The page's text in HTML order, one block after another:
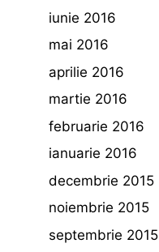
iunie 2016
mai 2016
aprilie 2016
martie 2016
februarie 2016
ianuarie 2016
decembrie 2015
noiembrie 2015
septembrie 2015